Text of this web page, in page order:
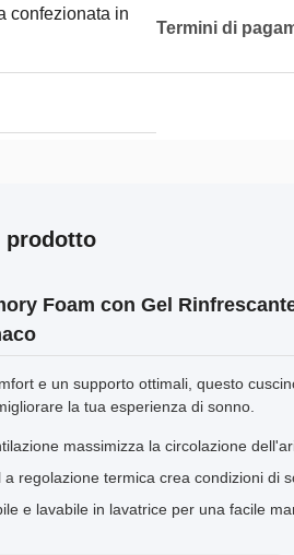
confezionata in
Termini di
prodotto
Foam con Gel
e un supporto ottimali, questo
la tua esperienza di sonno.
massimizza la circolazione
a regolazione termica crea condizioni di
e lavabile in lavatrice per una facile